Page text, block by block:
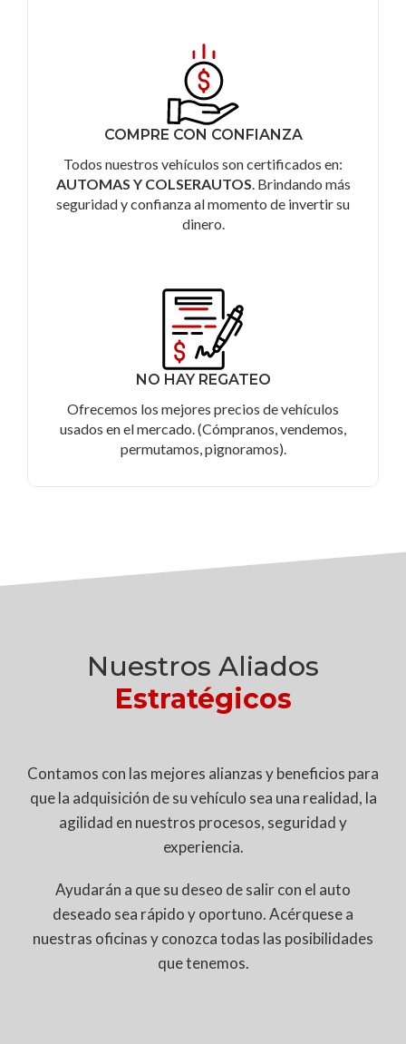
COMPRE CON CONFIANZA
Todos nuestros vehículos son certificados en:
AUTOMAS Y COLSERAUTOS. Brindando más
seguridad y confianza al momento de invertir su
dinero.
NO HAY REGATEO
Ofrecemos los mejores precios de vehículos
usados en el mercado. (Cómpranos, vendemos,
permutamos, pignoramos).
Nuestros Aliados
Estratégicos
Contamos con las mejores alianzas y beneficios para
que la adquisición de su vehículo sea una realidad, la
agilidad en nuestros procesos, seguridad y
experiencia.
Ayudarán a que su deseo de salir con el auto
deseado sea rápido y oportuno. Acérquese a
nuestras oficinas y conozca todas las posibilidades
que tenemos.